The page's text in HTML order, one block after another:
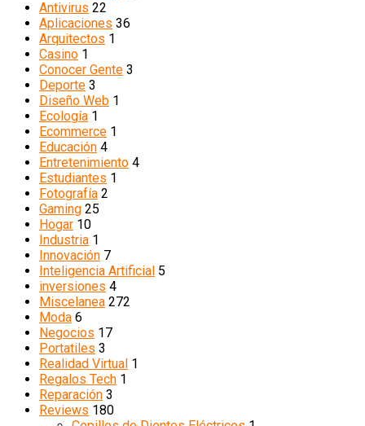
Antivirus 22
Aplicaciones 36
Arquitectos 1
Casino 1
Conocer Gente 3
Deporte 3
Diseño Web 1
Ecología 1
Ecommerce 1
Educación 4
Entretenimiento 4
Estudiantes 1
Fotografía 2
Gaming 25
Hogar 10
Industria 1
Innovación 7
Inteligencia Artificial 5
inversiones 4
Miscelanea 272
Moda 6
Negocios 17
Portatiles 3
Realidad Virtual 1
Regalos Tech 1
Reparación 3
Reviews 180